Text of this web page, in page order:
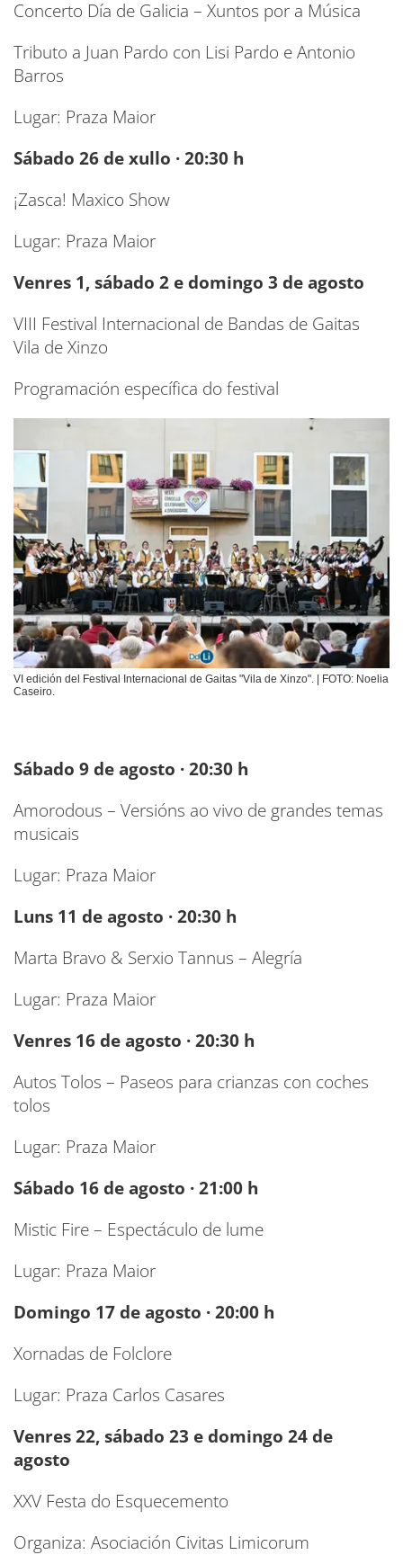
Concerto Día de Galicia – Xuntos por a Música
Tributo a Juan Pardo con Lisi Pardo e Antonio
Barros
Lugar: Praza Maior
Sábado 26 de xullo · 20:30 h
¡Zasca! Maxico Show
Lugar: Praza Maior
Venres 1, sábado 2 e domingo 3 de agosto
VIII Festival Internacional de Bandas de Gaitas
Vila de Xinzo
Programación específica do festival
VI edición del Festival Internacional de Gaitas "Vila de Xinzo". | FOTO: Noelia
Caseiro.
Sábado 9 de agosto · 20:30 h
Amorodous – Versións ao vivo de grandes temas
musicais
Lugar: Praza Maior
Luns 11 de agosto · 20:30 h
Marta Bravo & Serxio Tannus – Alegría
Lugar: Praza Maior
Venres 16 de agosto · 20:30 h
Autos Tolos – Paseos para crianzas con coches
tolos
Lugar: Praza Maior
Sábado 16 de agosto · 21:00 h
Mistic Fire – Espectáculo de lume
Lugar: Praza Maior
Domingo 17 de agosto · 20:00 h
Xornadas de Folclore
Lugar: Praza Carlos Casares
Venres 22, sábado 23 e domingo 24 de
agosto
XXV Festa do Esquecemento
Organiza: Asociación Civitas Limicorum